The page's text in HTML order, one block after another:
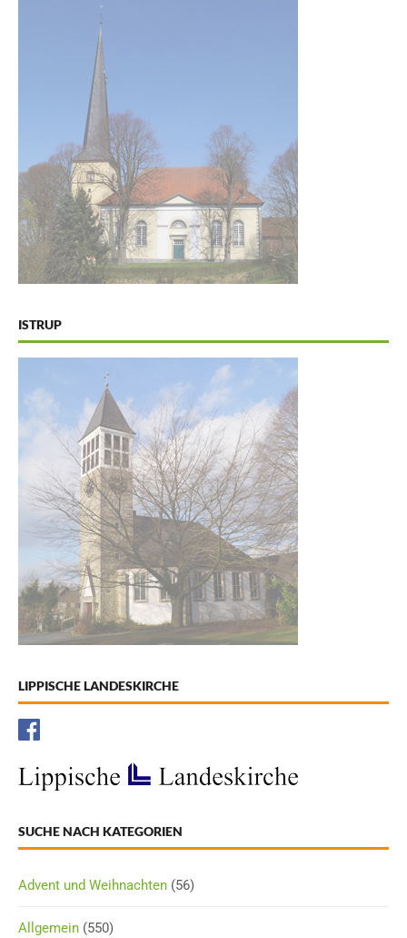
ISTRUP
LIPPISCHE LANDESKIRCHE
SUCHE NACH KATEGORIEN
Advent und Weihnachten (56)
Allgemein (550)